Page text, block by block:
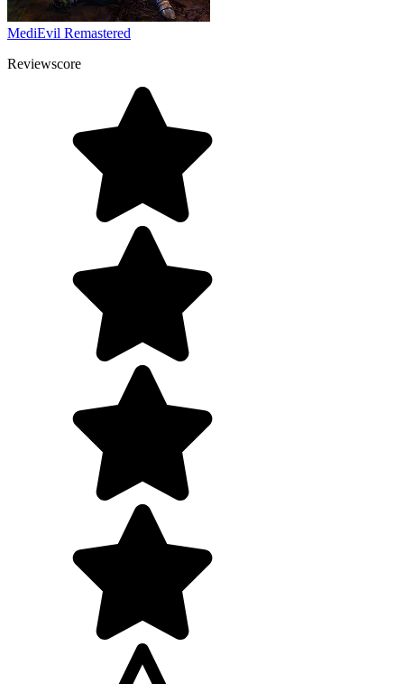
MediEvil Remastered
Reviewscore